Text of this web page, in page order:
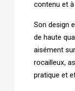
contenu et à
Son design
de haute
aisément
rocailleux,
pratique et